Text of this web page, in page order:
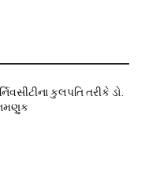
કુલપતિ તરીકે ડો.